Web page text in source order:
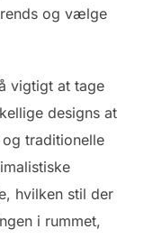
og vælge
vigtigt at tage
designs at
traditionelle
hvilken stil der
i rummet,